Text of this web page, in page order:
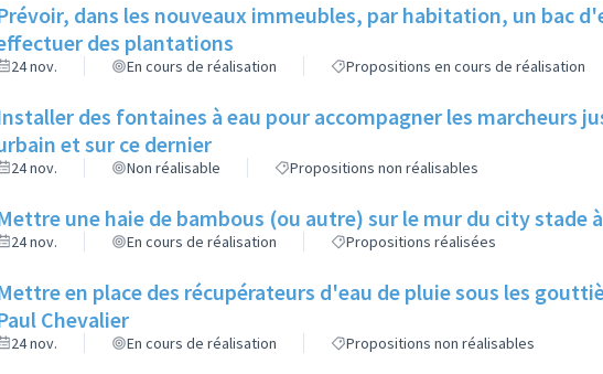
dans les nouveaux immeubles, par habitation, un bac
des plantations
24 nov. En cours de réalisation Propositions en cours de réalisation
des fontaines à eau pour accompagner les marcheurs
et sur ce dernier
24 nov. Non réalisable Propositions non réalisables
une haie de bambous (ou autre) sur le mur du city stade
24 nov. En cours de réalisation Propositions réalisées
en place des récupérateurs d'eau de pluie sous les
Chevalier
24 nov. En cours de réalisation Propositions non réalisables